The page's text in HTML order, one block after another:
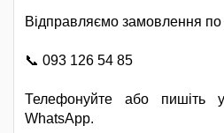
Відправляємо замовлення по
📞 093 126 54 85
Телефонуйте або пишіть
WhatsApp.